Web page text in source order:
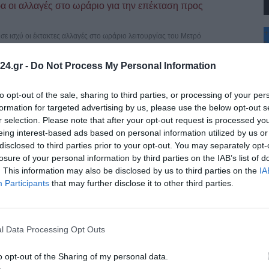
- Do Not Process My Personal Information
opt-out of the sale, sharing to third parties, or processing of your
for targeted advertising by us, please use the below opt-out
selection. Please note that after your opt-out request is processed
interest-based ads based on personal information utilized by us
to third parties prior to your opt-out. You may separately
of your personal information by third parties on the IAB’s list of
This information may also be disclosed by us to third parties on the
Participants that may further disclose it to other third parties.
Data Processing Opt Outs
opt-out of the Sharing of my personal data.
αλλαγές στο ωράριο για την επέκταση προς
ισχύ οι έκτακτες αλλαγές στο ωράριο λειτουργίας του Μετρό
του Σωτήρος – Σήμερα η λιτάνευση της ιεράς
τη μεγάλη δεσποτική εορτή της Μεταμορφώσεως του
–Μεγάλη Γιορτή 6 Αυγούστου
Γιορτάζεται κάθε χρόνο στις 6 Αυγούστου, ημέρα των
φωτογραφικό αρχείο του Γιάννη Κυριακίδη
μεταφέρθηκε το ιστορικό φωτογραφικό αρχείο του Γιάννη
+
°